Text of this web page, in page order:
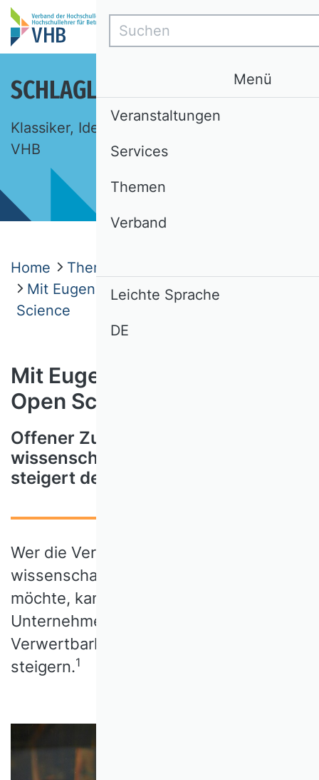
SCHLAGLICHTER DER BWL
Klassiker, Ideen, Begriffe. Eine Auswahl des
VHB
Home Themen
Mit Eugen Schmalenbach für Open
Science
Mit Eugen Schmalenbach für
Open Science
Offener Zugang zu
wissenschaftlichem Wissen
steigert dessen Verwertbarkeit
Wer die Verwertbarkeit von
wissenschaftlichem Wissen verbessern
möchte, kann entweder selbst ein
Unternehmen gründen - oder die
Verwertbarkeit durch Open Science
steigern.1
Suchen
Menü
Veranstaltungen
Services
Themen
Verband
Leichte Sprache
DE